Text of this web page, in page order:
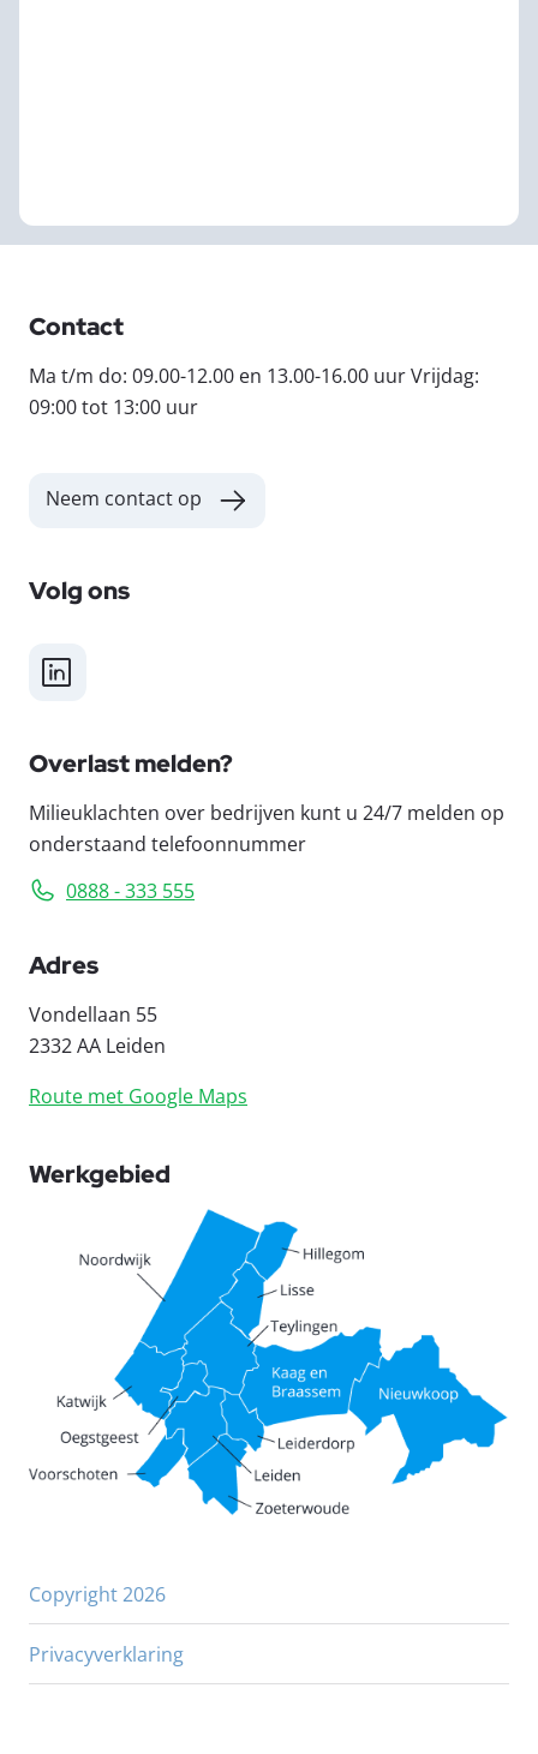
Contact
Ma t/m do: 09.00-12.00 en 13.00-16.00 uur Vrijdag:
09:00 tot 13:00 uur
Neem contact op
Volg ons
LinkedIn
Overlast melden?
Milieuklachten over bedrijven kunt u 24/7 melden op
onderstaand telefoonnummer
0888 - 333 555
Adres
Vondellaan 55
2332 AA Leiden
Route met Google Maps
Werkgebied
Copyright 2026
Privacyverklaring